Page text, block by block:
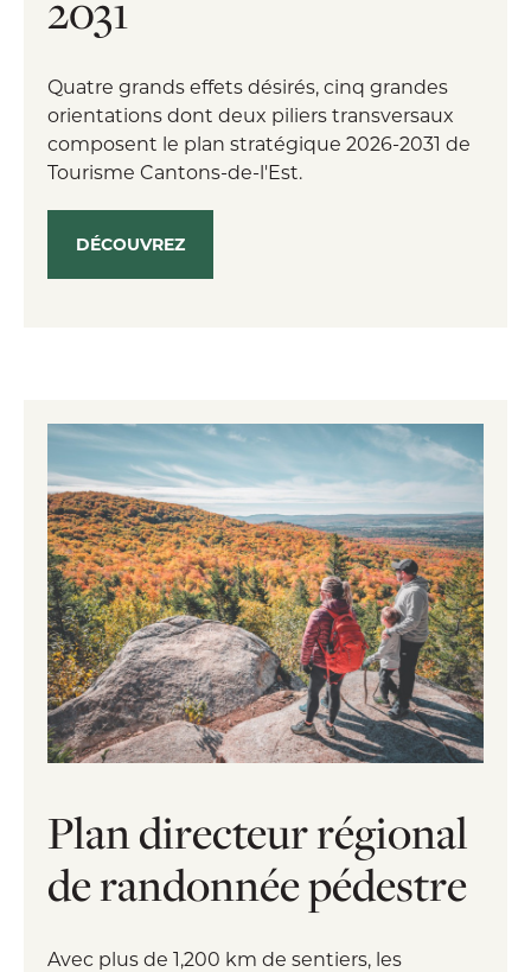
2031
Quatre grands effets désirés, cinq grandes
orientations dont deux piliers transversaux
composent le plan stratégique 2026-2031 de
Tourisme Cantons-de-l'Est.
DÉCOUVREZ
Plan directeur régional
de randonnée pédestre
Avec plus de 1,200 km de sentiers, les